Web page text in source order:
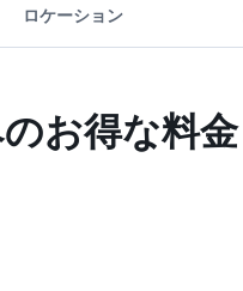
ロケーション
お得な料金